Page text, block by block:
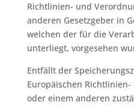
Richtlinien- und
anderen Gesetzgeber in
welchen der für die
unterliegt, vorgesehen
Entfällt der
Europäischen
oder einem anderen